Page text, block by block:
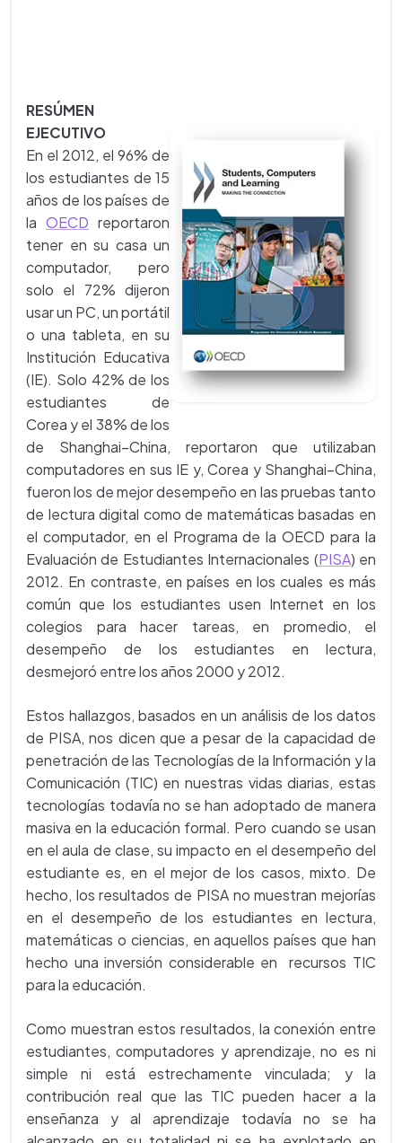
RESÚMEN
EJECUTIVO
En el 2012, el 96% de
los estudiantes de 15
años de los países de
la OECD reportaron
tener en su casa un
computador, pero
solo el 72% dijeron
usar un PC, un portátil
o una tableta, en su
Institución Educativa
(IE). Solo 42% de los
estudiantes de
Corea y el 38% de los
de Shanghai–China, reportaron que utilizaban
computadores en sus IE y, Corea y Shanghai–China,
fueron los de mejor desempeño en las pruebas tanto
de lectura digital como de matemáticas basadas en
el computador, en el Programa de la OECD para la
Evaluación de Estudiantes Internacionales (PISA) en
2012. En contraste, en países en los cuales es más
común que los estudiantes usen Internet en los
colegios para hacer tareas, en promedio, el
desempeño de los estudiantes en lectura,
desmejoró entre los años 2000 y 2012.
Estos hallazgos, basados en un análisis de los datos
de PISA, nos dicen que a pesar de la capacidad de
penetración de las Tecnologías de la Información y la
Comunicación (TIC) en nuestras vidas diarias, estas
tecnologías todavía no se han adoptado de manera
masiva en la educación formal. Pero cuando se usan
en el aula de clase, su impacto en el desempeño del
estudiante es, en el mejor de los casos, mixto. De
hecho, los resultados de PISA no muestran mejorías
en el desempeño de los estudiantes en lectura,
matemáticas o ciencias, en aquellos países que han
hecho una inversión considerable en recursos TIC
para la educación.
Como muestran estos resultados, la conexión entre
estudiantes, computadores y aprendizaje, no es ni
simple ni está estrechamente vinculada; y la
contribución real que las TIC pueden hacer a la
enseñanza y al aprendizaje todavía no se ha